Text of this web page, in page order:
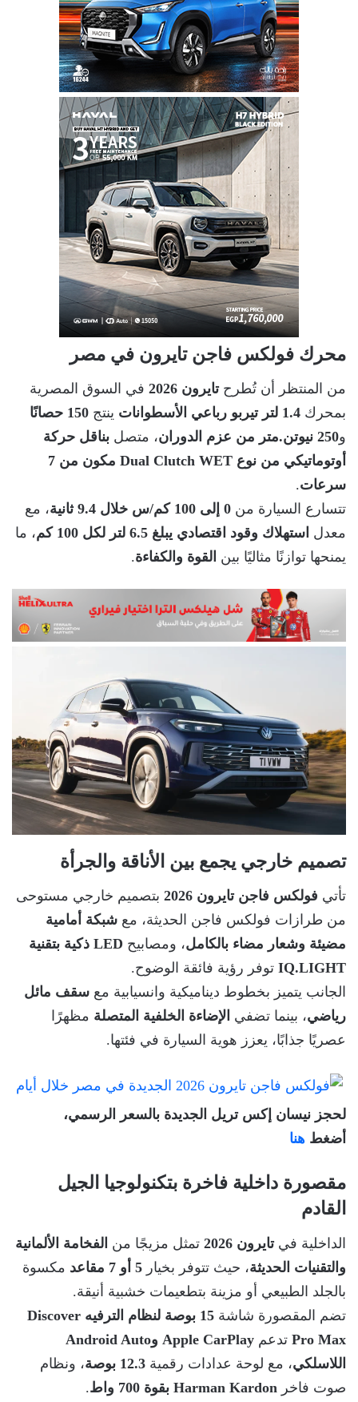
محرك فولكس فاجن تايرون في مصر
من المنتظر أن تُطرحتايرون 2026
في السوق المصرية
بمحرك 1.4 لتر تيربو رباعي الأسطوانات ينتج 150 حصانًا
و250 نيوتن.متر من عزم الدوران ، متصل بناقل حركة
أوتوماتيكي من نوع Dual Clutch WET مكون من 7
سرعات.
تتسارع السيارة من 0 إلى 100 كم/س خلال 9.4 ثانية
، مع
معدل استهلاك وقود اقتصادي يبلغ 6.5 لتر لكل 100 كم
، ما
يمنحها توازنًا مثاليًا بين القوة والكفاءة.
تصميم خارجي يجمع بين الأناقة والجرأة
تأتي فولكس فاجن تايرون 2026
بتصميم خارجي مستوحى
من طرازات فولكس فاجن الحديثة، مع شبكة أمامية
مضيئة وشعار مضاء بالكامل، ومصابيح
LED ذكية بتقنية
IQ.LIGHT توفر رؤية فائقة الوضوح.
الجانب يتميز بخطوط ديناميكية وانسيابية مع سقف مائل
رياضي، بينما تضفي الإضاءة الخلفية المتصلة مظهرًا
عصريًا جذابًا، يعزز هوية السيارة في فئتها.
لحجز نيسان إكس تريل الجديدة بالسعر الرسمي،
أضغط هنا
مقصورة داخلية فاخرة بتكنولوجيا الجيل
القادم
الداخلية فيتايرون 2026 تمثل مزيجًا من الفخامة الألمانية
والتقنيات الحديثة، حيث تتوفر بخيار 5 أو 7 مقاعد
مكسوة
بالجلد الطبيعي أو مزينة بتطعيمات خشبية أنيقة.
تضم المقصورة شاشة
15 بوصة لنظام الترفيه Discover
Pro Max تدعم
Apple CarPlay وAndroid Auto
اللاسلكي، مع لوحة عدادات رقمية 12.3 بوصة
، ونظام
صوت فاخر Harman Kardon بقوة 700 واط
.